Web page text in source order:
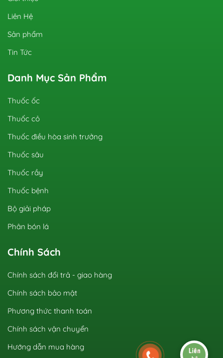
Liên Hệ
Sản phẩm
Tin Tức
Danh Mục Sản Phẩm
Thuốc ốc
Thuốc cỏ
Thuốc điều hòa sinh trưởng
Thuốc sâu
Thuốc rầy
Thuốc bệnh
Bộ giải pháp
Phân bón lá
Chính Sách
Chính sách đổi trả - giao hàng
Chính sách bảo mật
Phương thức thanh toán
Chính sách vận chuyển
Hướng dẫn mua hàng